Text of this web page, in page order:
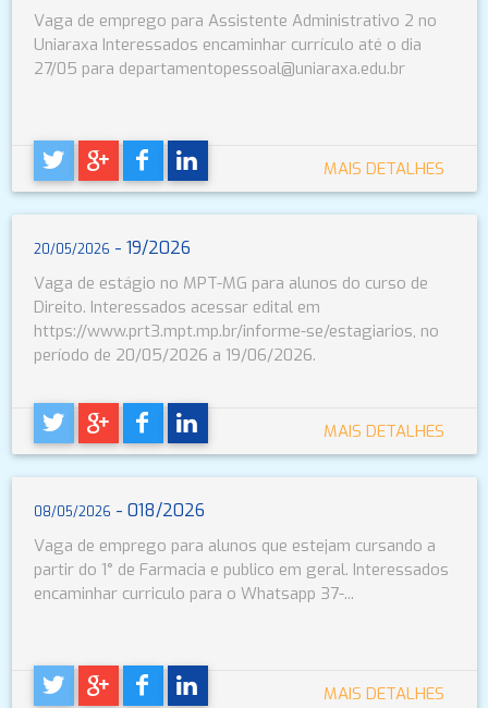
Vaga de emprego para Assistente Administrativo 2 no
Uniaraxa Interessados encaminhar currículo até o dia
27/05 para departamentopessoal@uniaraxa.edu.br
MAIS DETALHES
20/05/2026 - 19/2026
Vaga de estágio no MPT-MG para alunos do curso de
Direito. Interessados acessar edital em
https://www.prt3.mpt.mp.br/informe-se/estagiarios, no
período de 20/05/2026 a 19/06/2026.
MAIS DETALHES
08/05/2026 - 018/2026
Vaga de emprego para alunos que estejam cursando a
partir do 1° de Farmacia e publico em geral. Interessados
encaminhar curriculo para o Whatsapp 37-...
MAIS DETALHES